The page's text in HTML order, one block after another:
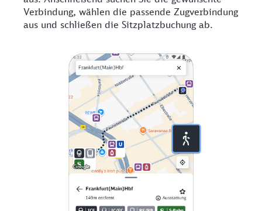
Verbindung, wählen die passende Zugverbindung
aus und schließen die Sitzplatzbuchung ab.